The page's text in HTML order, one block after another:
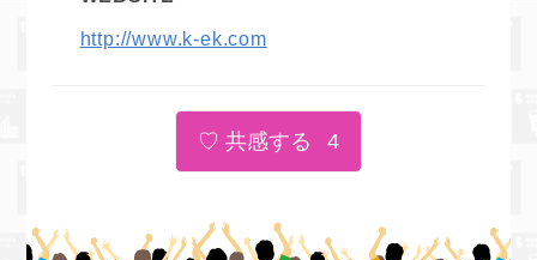
http://www.k-ek.com
4